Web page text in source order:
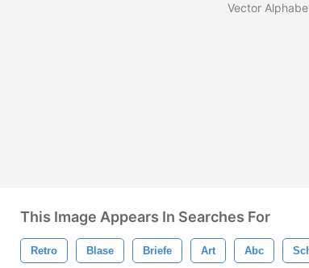
Vector
This Image Appears In Searches For
Retro Blase Briefe Art Abc